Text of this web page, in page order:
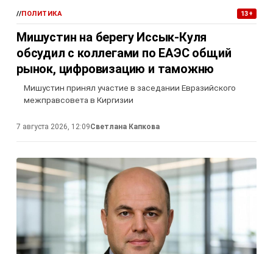
//ПОЛИТИКА 13+
Мишустин на берегу Иссык-Куля
обсудил с коллегами по ЕАЭС общий
рынок, цифровизацию и таможню
Мишустин принял участие в заседании Евразийского
межправсовета в Киргизии
7 августа 2026, 12:09Светлана Капкова